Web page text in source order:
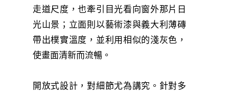
走道尺度，也牽引目光看向窗外那片日
光山景；立面則以藝術漆與義大利薄磚
帶出樸實溫度，並利用相似的淺灰色，
使畫面清新而流暢。
開放式設計，對細節尤為講究。針對多